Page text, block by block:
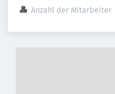
Anzahl der Mitarbeiter